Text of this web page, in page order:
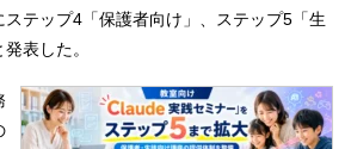
テップ4「保護者向け」、ステップ5「生
表した。